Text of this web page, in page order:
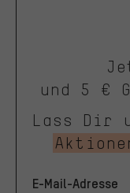
und 5 €
Lass Dir
E-Mail-Adresse